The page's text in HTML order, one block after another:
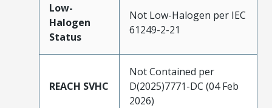
Low-
Halogen
Status
Not Low-Halogen per IEC
61249-2-21
REACH SVHC
Not Contained per
D(2025)7771-DC (04 Feb
2026)